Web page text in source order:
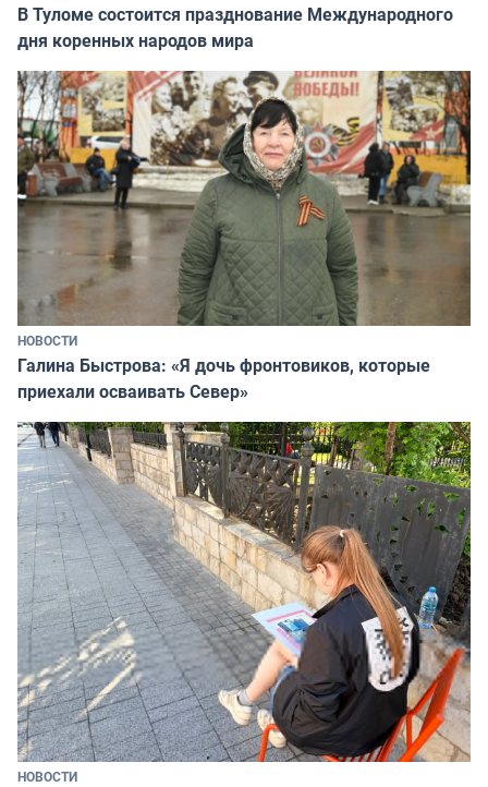
В Туломе состоится празднование Международного
дня коренных народов мира
НОВОСТИ
Галина Быстрова: «Я дочь фронтовиков, которые
приехали осваивать Север»
НОВОСТИ